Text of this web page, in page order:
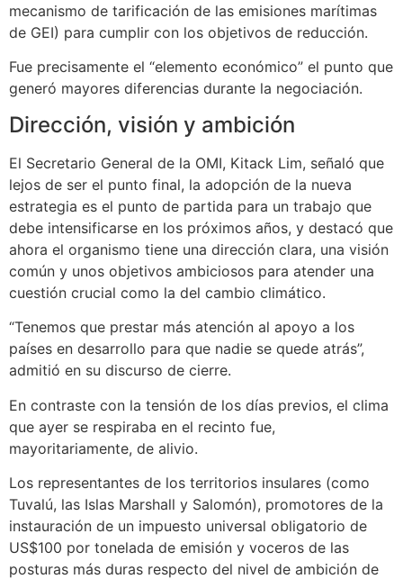
mecanismo de tarificación de las emisiones marítimas
de GEI) para cumplir con los objetivos de reducción.
Fue precisamente el “elemento económico” el punto que
generó mayores diferencias durante la negociación.
Dirección, visión y ambición
El Secretario General de la OMI, Kitack Lim, señaló que
lejos de ser el punto final, la adopción de la nueva
estrategia es el punto de partida para un trabajo que
debe intensificarse en los próximos años, y destacó que
ahora el organismo tiene una dirección clara, una visión
común y unos objetivos ambiciosos para atender una
cuestión crucial como la del cambio climático.
“Tenemos que prestar más atención al apoyo a los
países en desarrollo para que nadie se quede atrás”,
admitió en su discurso de cierre.
En contraste con la tensión de los días previos, el clima
que ayer se respiraba en el recinto fue,
mayoritariamente, de alivio.
Los representantes de los territorios insulares (como
Tuvalú, las Islas Marshall y Salomón), promotores de la
instauración de un impuesto universal obligatorio de
US$100 por tonelada de emisión y voceros de las
posturas más duras respecto del nivel de ambición de